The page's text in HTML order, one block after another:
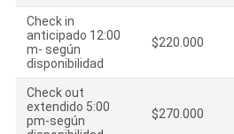
Check in
anticipado 12:00
m- según
disponibilidad
$220.000
Check out
extendido 5:00
pm-según
$270.000